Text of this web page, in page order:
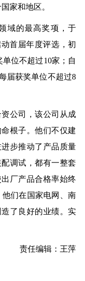
家和地区。
的最高奖项，于
首届年度评选，初
位不超过10家；自
届获奖单位不超过8
资公司，该公司从成
根子。他们不仅建
步推动了产品质量
调试，都有一整套
厂产品合格率始终
们在国家电网、南
了良好的业绩。实
责任编辑：王萍